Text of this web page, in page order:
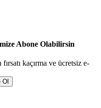
Abone Olabilirsin
kaçırma ve ücretsiz e-
Ol